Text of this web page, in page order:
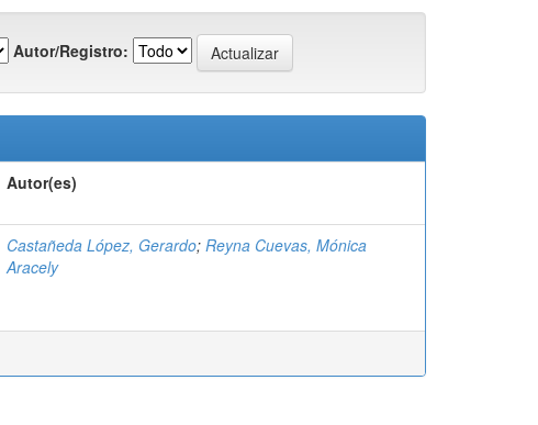
Autor/Registro:
Autor(es)
Castañeda López, Gerardo; Reyna Cuevas, Mónica
Aracely